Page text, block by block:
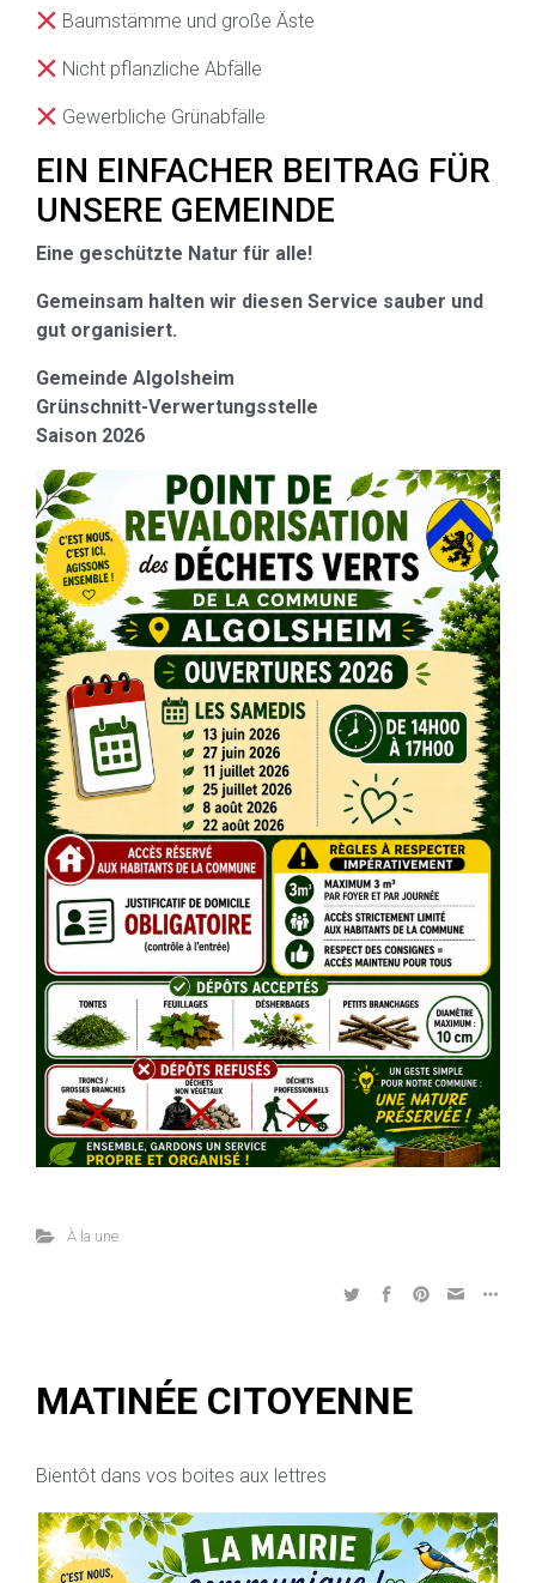
Baumstämme und große Äste
Nicht pflanzliche Abfälle
Gewerbliche Grünabfälle
EIN EINFACHER BEITRAG FÜR
UNSERE GEMEINDE
Eine geschützte Natur für alle!
Gemeinsam halten wir diesen Service sauber und
gut organisiert.
Gemeinde Algolsheim
Grünschnitt-Verwertungsstelle
Saison 2026
À la une
MATINÉE CITOYENNE
Bientôt dans vos boites aux lettres